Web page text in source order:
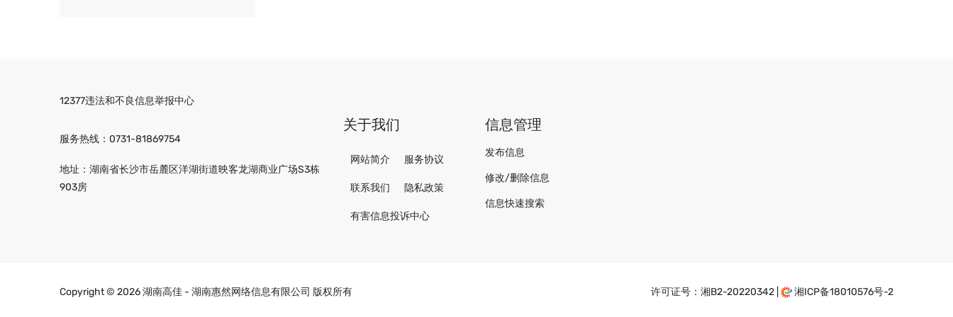
12377违法和不良信息举报中心
服务热线： 0731-81869754
地址：湖南省长沙市岳麓区洋湖街道映客龙湖商业广场S3栋
903房
关于我们
网站简介 服务协议
联系我们 隐私政策
有害信息投诉中心
信息管理
发布信息
修改/删除信息
信息快速搜索
Copyright © 2026 湖南高佳 - 湖南惠然网络信息有限公司 版权所有 许可证号：湘B2-20220342 | 湘ICP备18010576号-2